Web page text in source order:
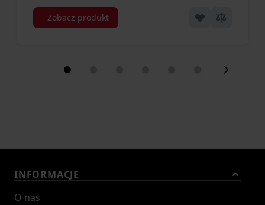
Zobacz produkt
INFORMACJE
O nas